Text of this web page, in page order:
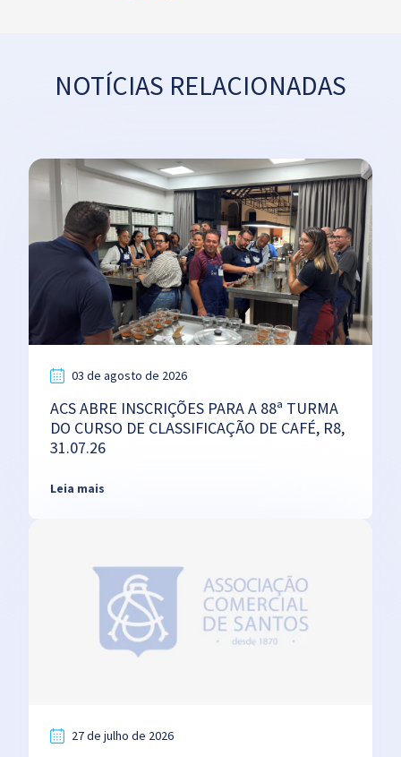
NOTÍCIAS RELACIONADAS
03 de agosto de 2026
ACS ABRE INSCRIÇÕES PARA A 88ª TURMA
DO CURSO DE CLASSIFICAÇÃO DE CAFÉ, R8,
31.07.26
Leia mais
27 de julho de 2026